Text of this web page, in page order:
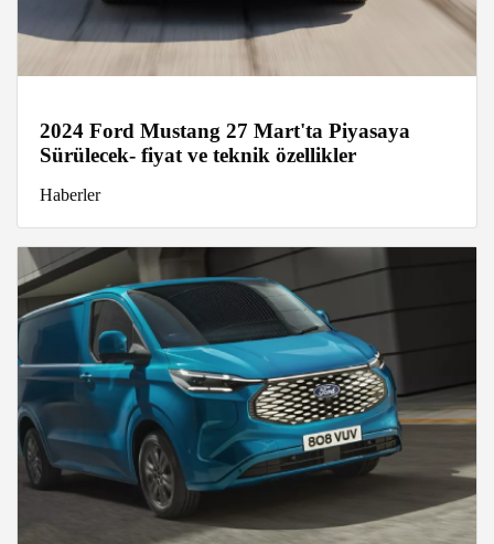
2024 Ford Mustang 27 Mart'ta Piyasaya
Sürülecek- fiyat ve teknik özellikler
Haberler